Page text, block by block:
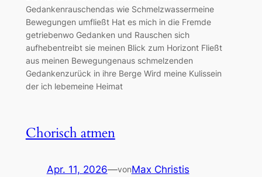
Gedankenrauschendas wie Schmelzwassermeine
Bewegungen umfließt Hat es mich in die Fremde
getriebenwo Gedanken und Rauschen sich
aufhebentreibt sie meinen Blick zum Horizont Fließt
aus meinen Bewegungenaus schmelzenden
Gedankenzurück in ihre Berge Wird meine Kulissein
der ich lebemeine Heimat
Chorisch atmen
Apr. 11, 2026—vonMax Christis